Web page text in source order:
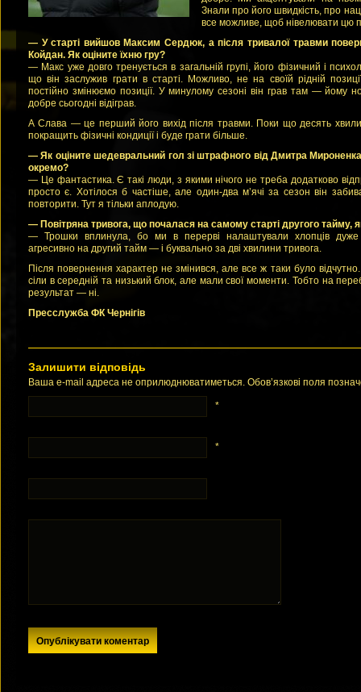
Знали про його швидкість, про
все можливе, щоб нівелювати цю
— У старті вийшов Максим Сердюк, а після тривалої травми
Койдан. Як оціните їхню гру?
— Макс уже довго тренується в загальній групі, його фізичний і
що він заслужив грати в старті. Можливо, не на своїй рідній
постійно змінюємо позиції. У минулому сезоні він грав там — йому
добре сьогодні відіграв.
А Слава — це перший його вихід після травми. Поки що десять
покращить фізичні кондиції і буде грати більше.
— Як оціните шедевральний гол зі штрафного від Дмитра
окремо?
— Це фантастика. Є такі люди, з якими нічого не треба додатково
просто є. Хотілося б частіше, але один-два м’ячі за сезон він
повторити. Тут я тільки аплодую.
— Повітряна тривога, що почалася на самому старті другого тайму,
— Трошки вплинула, бо ми в перерві налаштували хлопців
агресивно на другий тайм — і буквально за дві хвилини тривога.
Після повернення характер не змінився, але все ж таки було
сіли в середній та низький блок, але мали свої моменти. Тобто на
результат — ні.
Пресслужба ФК Чернігів
Залишити відповідь
Ваша e-mail адреса не оприлюднюватиметься. Обов’язкові поля
*
*